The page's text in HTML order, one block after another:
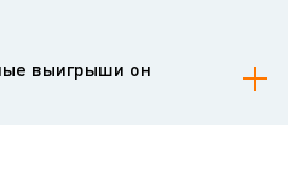
электриком, прежде чем
выигрыши он